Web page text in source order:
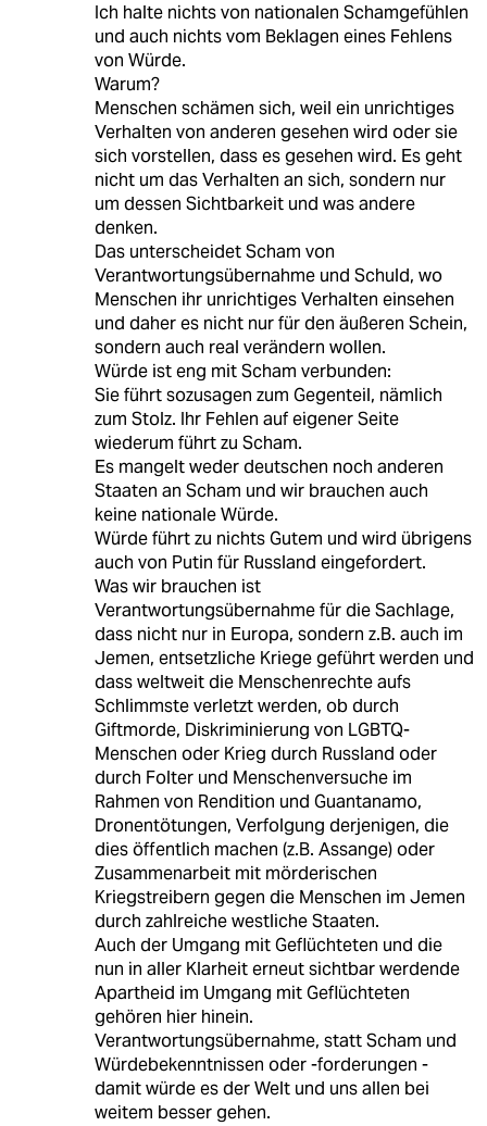
Ich halte nichts von nationalen Schamgefühlen
und auch nichts vom Beklagen eines Fehlens
von Würde.
Warum?
Menschen schämen sich, weil ein unrichtiges
Verhalten von anderen gesehen wird oder sie
sich vorstellen, dass es gesehen wird. Es geht
nicht um das Verhalten an sich, sondern nur
um dessen Sichtbarkeit und was andere
denken.
Das unterscheidet Scham von
Verantwortungsübernahme und Schuld, wo
Menschen ihr unrichtiges Verhalten einsehen
und daher es nicht nur für den äußeren Schein,
sondern auch real verändern wollen.
Würde ist eng mit Scham verbunden:
Sie führt sozusagen zum Gegenteil, nämlich
zum Stolz. Ihr Fehlen auf eigener Seite
wiederum führt zu Scham.
Es mangelt weder deutschen noch anderen
Staaten an Scham und wir brauchen auch
keine nationale Würde.
Würde führt zu nichts Gutem und wird übrigens
auch von Putin für Russland eingefordert.
Was wir brauchen ist
Verantwortungsübernahme für die Sachlage,
dass nicht nur in Europa, sondern z.B. auch im
Jemen, entsetzliche Kriege geführt werden und
dass weltweit die Menschenrechte aufs
Schlimmste verletzt werden, ob durch
Giftmorde, Diskriminierung von LGBTQ-
Menschen oder Krieg durch Russland oder
durch Folter und Menschenversuche im
Rahmen von Rendition und Guantanamo,
Dronentötungen, Verfolgung derjenigen, die
dies öffentlich machen (z.B. Assange) oder
Zusammenarbeit mit mörderischen
Kriegstreibern gegen die Menschen im Jemen
durch zahlreiche westliche Staaten.
Auch der Umgang mit Geflüchteten und die
nun in aller Klarheit erneut sichtbar werdende
Apartheid im Umgang mit Geflüchteten
gehören hier hinein.
Verantwortungsübernahme, statt Scham und
Würdebekenntnissen oder -forderungen -
damit würde es der Welt und uns allen bei
weitem besser gehen.